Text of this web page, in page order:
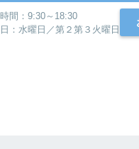
間：9:30～18:30
：水曜日／第２第３火曜日